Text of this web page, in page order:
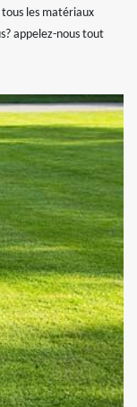
les matériaux
appelez-nous tout